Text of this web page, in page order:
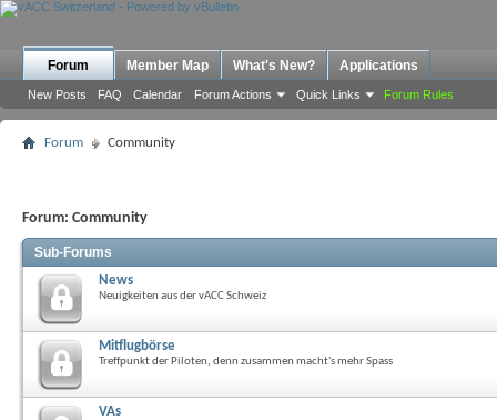
Forum
New Posts FAQ Calendar Forum Actions Quick Links Forum Rules
Member Map What's New? Applications
Forum Community
Forum: Community
Sub-Forums
News
Neuigkeiten aus der vACC Schweiz
Mitflugbörse
Treffpunkt der Piloten, denn zusammen macht's mehr Spass
VAs